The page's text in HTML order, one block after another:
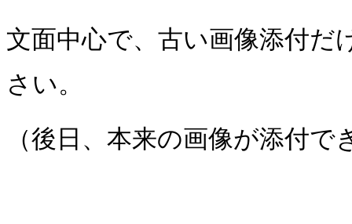
文面中心で、古い画像添付
さい。
（後日、本来の画像が添付